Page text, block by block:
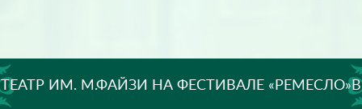
ТЕАТР ИМ. М.ФАЙЗИ НА ФЕСТИВАЛЕ «РЕМЕСЛО»В